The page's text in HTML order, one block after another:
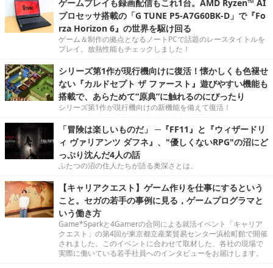
ゲームプレイも録画配信もこれ1台。AMD Ryzen™ AI
プロセッサ搭載の「G TUNE P5-A7G60BK-D」で『Fo
rza Horizon 6』の世界を駆け回る
ゲーム＆制作の拠点となるノートPCで話題のレースタイトルを
プレイ。放熱性能もチェックしました！
シリーズ第1作が現行機向けに復活！懐かしくも色褪せ
ない『カルドセプト ザ ファースト』遊びやすい機能も
搭載で、あらためて“原典”に触れるのにぴったり
シリーズ第1作が現行機向けの新機能を備えて復活！
「冒険は楽しいものだ」 ─『FF11』と『ウィザードリ
ィ ヴァリアンツ ダフネ』、"優しくないRPG"の沼にど
っぷり沈んだ4人の話
ふたつの沼の住人たちが語る奥深さとは。
【キャリアクエスト】ゲーム作りを仕事にするという
こと。セガの若手の事例に見る，ゲームプログラマと
いう働き方
Game*Sparkと4Gamerの合同による就活イベント「キャリア
クエスト」の第4回が東京都立産業貿易センター浜松町館で開催
されました。このイベントに合わせて取材した、各社の現場で
実際に働いている若手社員へのインタビューをお届けします。